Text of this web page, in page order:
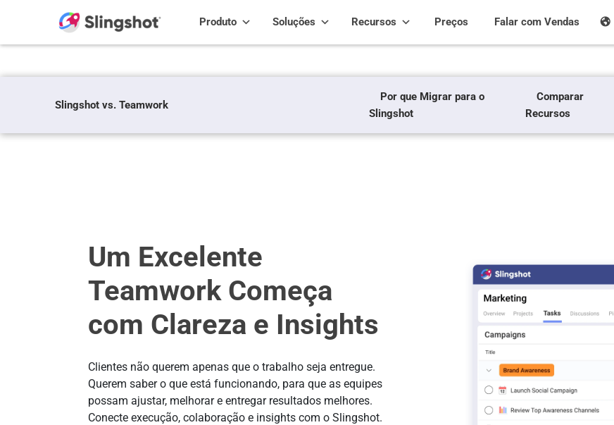
Produto Soluções Recursos Preços Falar com Vendas
Slingshot vs. Teamwork
Por que Migrar para o
Slingshot
Comparar
Recursos
Um Excelente
Teamwork Começa
com Clareza e Insights
Clientes não querem apenas que o trabalho seja entregue.
Querem saber o que está funcionando, para que as equipes
possam ajustar, melhorar e entregar resultados melhores.
Conecte execução, colaboração e insights com o Slingshot.